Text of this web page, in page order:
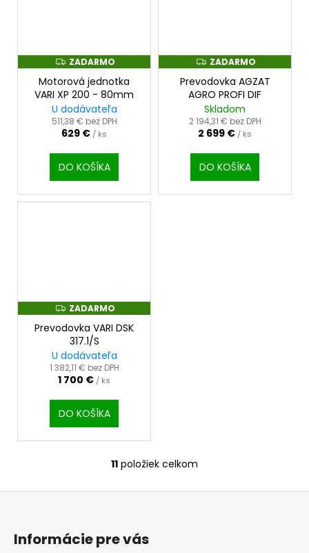
Z
A
D
A
R
M
O
ZADARMO
Motorová jednotka
VARI XP 200 - 80mm
U dodávateľa
511,38 € bez DPH
629 € / ks
DO KOŠÍKA
Z
A
D
A
R
M
O
ZADARMO
Prevodovka AGZAT
AGRO PROFI DIF
Skladom
2 194,31 € bez DPH
2 699 € / ks
DO KOŠÍKA
Z
A
D
A
R
M
O
ZADARMO
Prevodovka VARI DSK
317.1/S
U dodávateľa
1 382,11 € bez DPH
1 700 € / ks
DO KOŠÍKA
O
v
11 položiek celkom
Informácie pre vás